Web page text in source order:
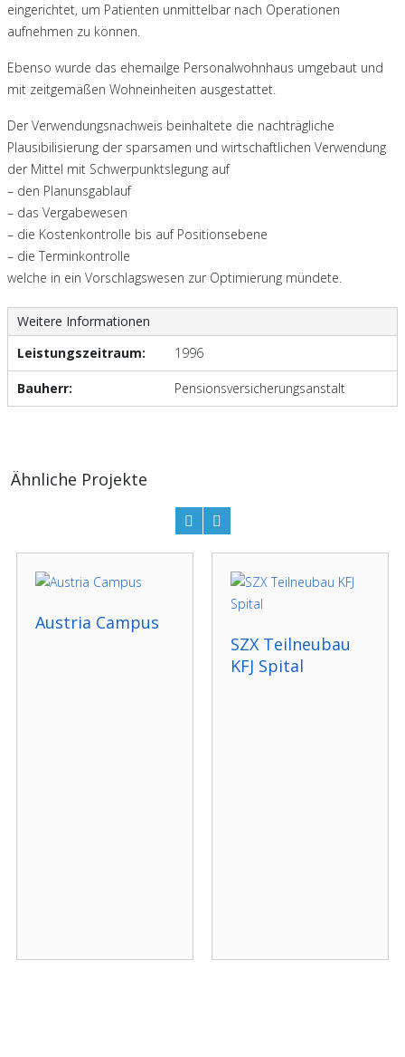
eingerichtet, um Patienten unmittelbar nach Operationen
aufnehmen zu können.
Ebenso wurde das ehemailge Personalwohnhaus umgebaut und
mit zeitgemäßen Wohneinheiten ausgestattet.
Der Verwendungsnachweis beinhaltete die nachträgliche
Plausibilisierung der sparsamen und wirtschaftlichen Verwendung
der Mittel mit Schwerpunktslegung auf
– den Planunsgablauf
– das Vergabewesen
– die Kostenkontrolle bis auf Positionsebene
– die Terminkontrolle
welche in ein Vorschlagswesen zur Optimierung mündete.
Weitere Informationen
Leistungszeitraum:
1996
Bauherr: Pensionsversicherungsanstalt
Ähnliche Projekte
Austria Campus
SZX Teilneubau
KFJ Spital